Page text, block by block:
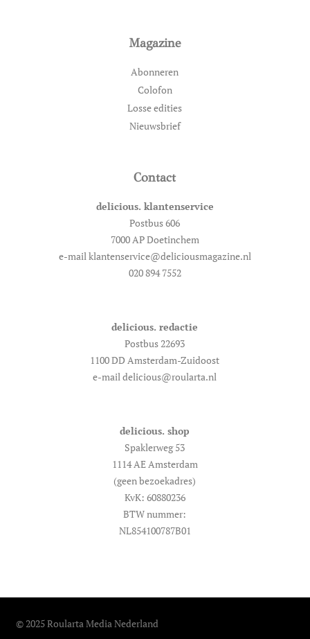
Magazine
Abonneren
Colofon
Losse edities
Nieuwsbrief
Contact
delicious. klantenservice
Postbus 606
7000 AP Doetinchem
e-mail klantenservice@deliciousmagazine.nl
020 894 7552
delicious. redactie
Postbus 22693
1100 DD Amsterdam-Zuidoost
e-mail delicious@roularta.nl
delicious. shop
Spaklerweg 53
1114 AE Amsterdam
(geen bezoekadres)
KvK: 60880236
BTW nummer:
NL854100787B01
© 2025 Roularta Media Nederland